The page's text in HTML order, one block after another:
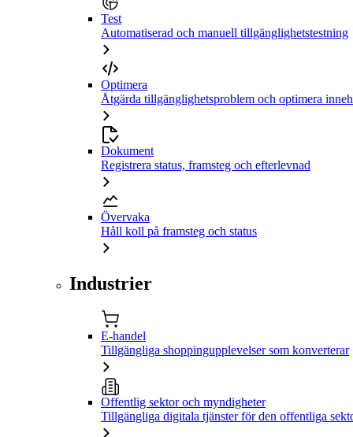
Test
Automatiserad och manuell tillgänglighetstestning
Optimera
Åtgärda tillgänglighetsproblem och optimera
Dokument
Registrera status, framsteg och efterlevnad
Övervaka
Håll koll på framsteg och status
Industrier
E-handel
Tillgängliga shoppingupplevelser som konverterar
Offentlig sektor och myndigheter
Tillgängliga digitala tjänster för den offentliga